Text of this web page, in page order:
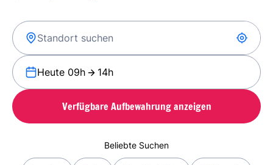
Heute 09h 14h
Verfügbare Aufbewahrung anzeigen
Beliebte Suchen